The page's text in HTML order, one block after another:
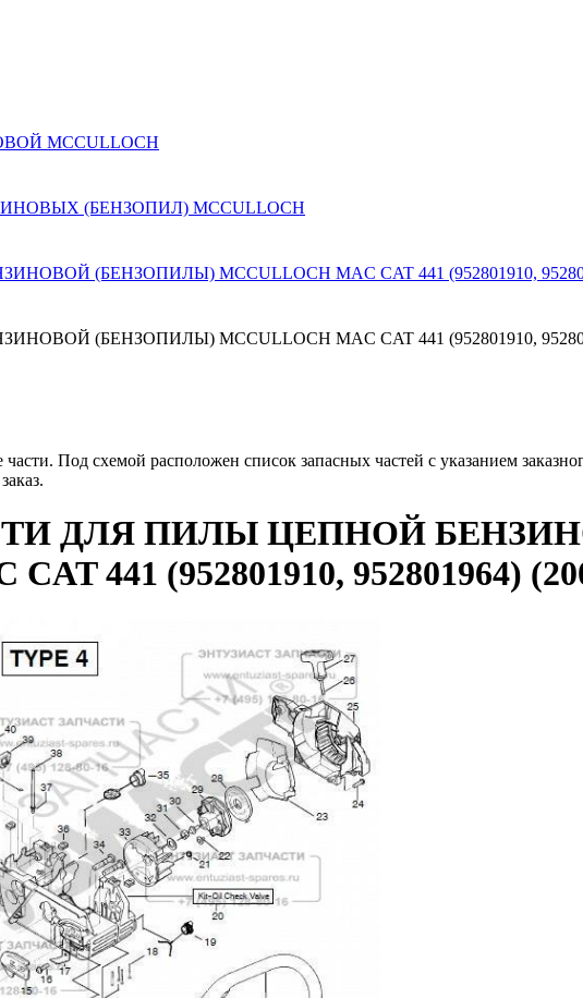
MCCULLOCH
(БЕНЗОПИЛ) MCCULLOCH
(БЕНЗОПИЛЫ) MCCULLOCH MAC CAT 441 (952801910,
(БЕНЗОПИЛЫ) MCCULLOCH MAC CAT 441 (952801910,
Под схемой расположен список запасных частей с указанием
ДЛЯ ПИЛЫ ЦЕПНОЙ
CAT 441 (952801910, 952801964)